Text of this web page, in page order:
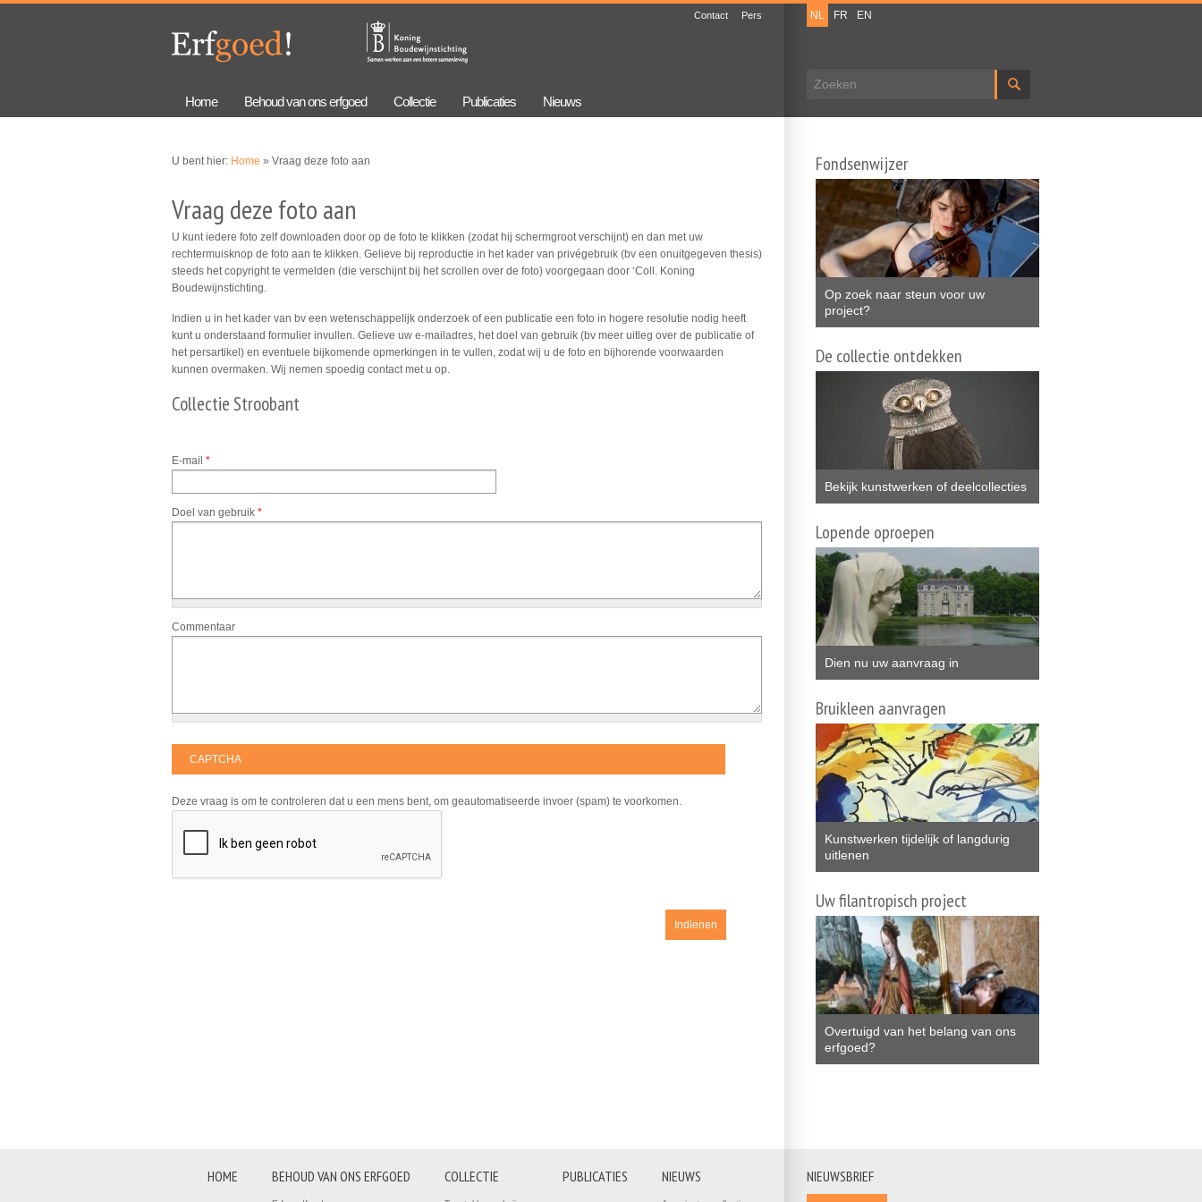
Contact Pers
Zoekveld
NL FR EN
Home Behoud van ons erfgoed Collectie Publicaties Nieuws
U bent hier: Home » Vraag deze foto aan
Vraag deze foto aan
U kunt iedere foto zelf downloaden door op de foto te klikken (zodat hij schermgroot verschijnt) en dan met uw
rechtermuisknop de foto aan te klikken. Gelieve bij reproductie in het kader van privégebruik (bv een onuitgegeven thesis)
steeds het copyright te vermelden (die verschijnt bij het scrollen over de foto) voorgegaan door ‘Coll. Koning
Boudewijnstichting.
Indien u in het kader van bv een wetenschappelijk onderzoek of een publicatie een foto in hogere resolutie nodig heeft
kunt u onderstaand formulier invullen. Gelieve uw e-mailadres, het doel van gebruik (bv meer uitleg over de publicatie of
het persartikel) en eventuele bijkomende opmerkingen in te vullen, zodat wij u de foto en bijhorende voorwaarden
kunnen overmaken. Wij nemen spoedig contact met u op.
Collectie Stroobant
E-mail *
Doel van gebruik *
Commentaar
CAPTCHA
Deze vraag is om te controleren dat u een mens bent, om geautomatiseerde invoer (spam) te voorkomen.
Fondsenwijzer
Op zoek naar steun voor uw
project?
De collectie ontdekken
Bekijk kunstwerken of deelcollecties
Lopende oproepen
Dien nu uw aanvraag in
Bruikleen aanvragen
Kunstwerken tijdelijk of langdurig
uitlenen
Uw filantropisch project
Overtuigd van het belang van ons
erfgoed?
NIEUWSBRIEF
NIEUWS
HOME BEHOUD VAN ONS ERFGOED COLLECTIE PUBLICATIES